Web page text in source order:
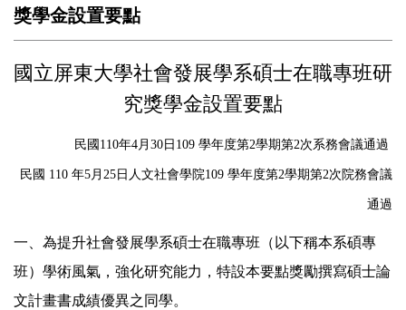
獎學金設置要點
國立屏東大學社會發展學系碩士在職專班研
究獎學金設置要點
民國110年4月30日109 學年度第2學期第2次系務會議通過
民國 110 年5月25日人文社會學院109 學年度第2學期第2次院務會議
通過
一、為提升社會發展學系碩士在職專班（以下稱本系碩專
班）學術風氣，強化研究能力，特設本要點獎勵撰寫碩士論
文計畫書成績優異之同學。